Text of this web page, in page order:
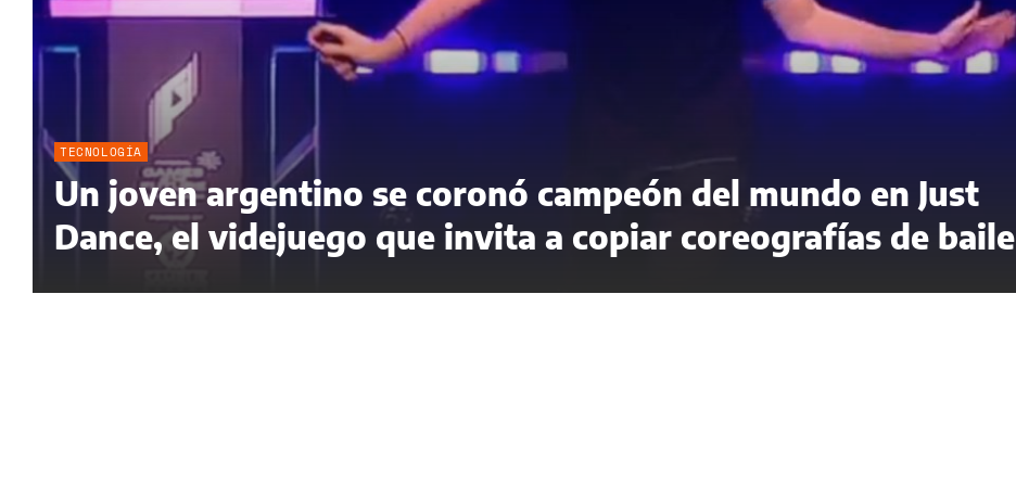
TECNOLOGÍA
Un joven argentino se coronó campeón del mundo en Just
Dance, el videjuego que invita a copiar coreografías de baile